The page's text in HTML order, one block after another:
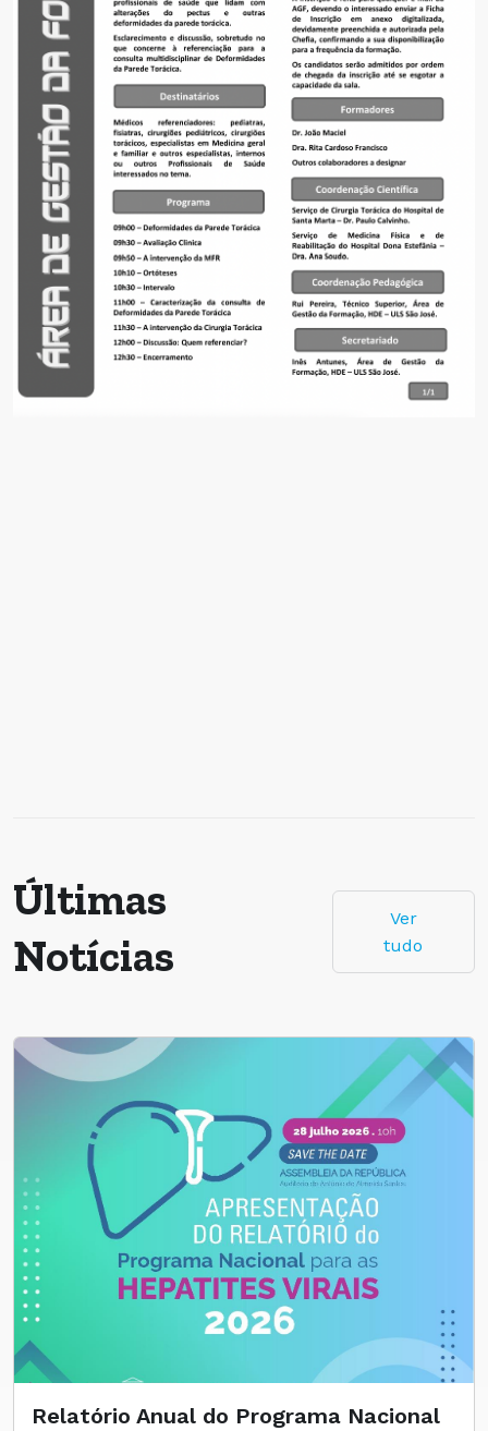
Últimas
Notícias
Ver
tudo
Relatório Anual do Programa Nacional